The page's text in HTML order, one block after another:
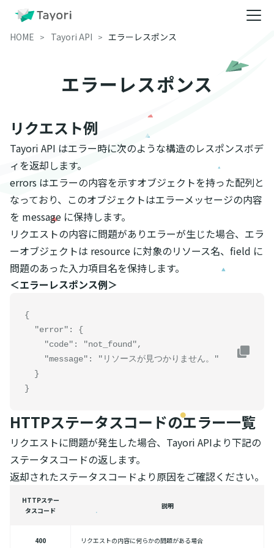
HOME Tayori API エラーレスポンス
エラーレスポンス
リクエスト例
Tayori API はエラー時に次のような構造のレスポンスボデ
ィを返却します。
errors はエラーの内容を示すオブジェクトを持った配列と
なっており、このオブジェクトはエラーメッセージの内容
を message に保持します。
リクエストの内容に問題がありエラーが生じた場合、エラ
ーオブジェクトは resource に対象のリソース名、field に
問題のあった入力項目名を保持します。
＜エラーレスポンス例＞
{
}
HTTPステータスコードのエラー一覧
リクエストに問題が発生した場合、Tayori APIより下記の
ステータスコードの返します。
返却されたステータスコードより原因をご確認ください。
HTTPステー
タスコード
説明
400 リクエストの内容に何らかの問題がある場合